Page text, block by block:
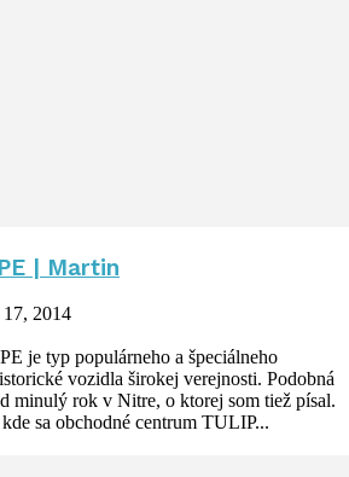
| Martin
2014
je typ populárneho a špeciálneho
vozidla širokej verejnosti. Podobná
minulý rok v Nitre, o ktorej som tiež písal.
sa obchodné centrum TULIP...